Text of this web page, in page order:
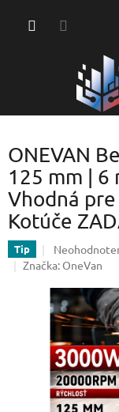
ONEVAN
125 mm | 6
Vhodná
Kotúče
Tip
Priemerné
hodnotenie
je
0,0
z
5
hviezdičiek.
Značka: OneVan